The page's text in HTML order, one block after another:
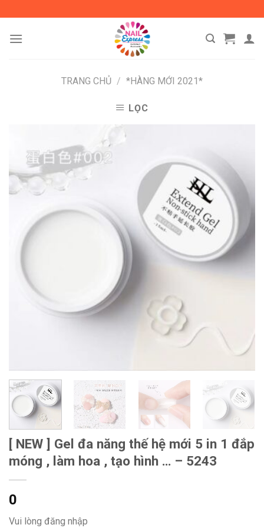
content
TRANG CHỦ / *HÀNG MỚI 2021*
LỌC
[ NEW ] Gel đa năng thế hệ mới 5 in 1 đắp
móng , làm hoa , tạo hình … – 5243
0
Vui lòng đăng nhập